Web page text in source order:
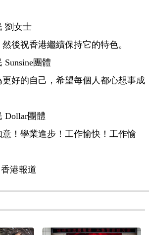
劉女士
後祝香港繼續保持它的特色。
Sunsine團體
好的自己，希望每個人都心想事成
Dollar團體
！學業進步！工作愉快！工作愉
港報道